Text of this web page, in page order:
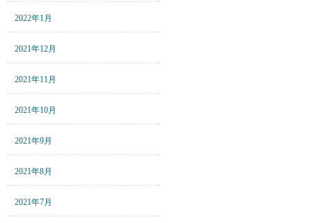
2022年1月
2021年12月
2021年11月
2021年10月
2021年9月
2021年8月
2021年7月